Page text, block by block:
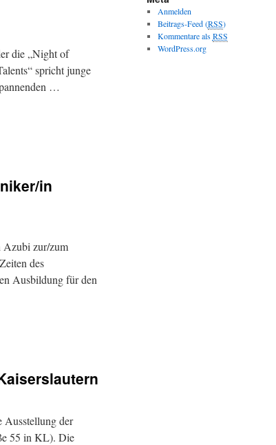
die „Night of
spricht junge
…
in
Azubi zur/zum
des
Ausbildung für den
Ausstellung der
55 in KL). Die
Anmelden
Beitrags-Feed (RSS)
Kommentare alsRSS
WordPress.org